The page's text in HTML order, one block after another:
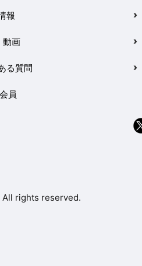
報
動画
る質問
員
rights reserved.